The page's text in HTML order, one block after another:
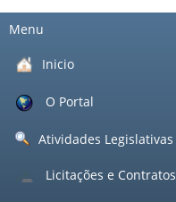
Menu
Inicio
O Portal
Atividades Legislativas
Licitações e Contratos